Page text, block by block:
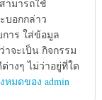
ามารถใช้
บอกกล่าว
าร ใส่ข้อมูล
าจะเป็น กิจกรรม
างๆ ไม่ว่าอยู่ที่ใด
หมดของ admin